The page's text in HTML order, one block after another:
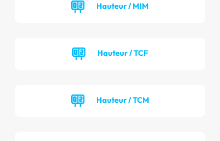
Hauteur / MIM
Hauteur / TCF
Hauteur / TCM